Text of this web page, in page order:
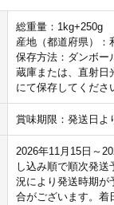
総重量：1kg+250g
産地（都道府県）：
保存方法：ダンボー
蔵庫または、直射日
にて保存してくださ
賞味期限：発送日よ
2026年11月15日～
し込み順で順次発
況により発送時期が
合がございます。着